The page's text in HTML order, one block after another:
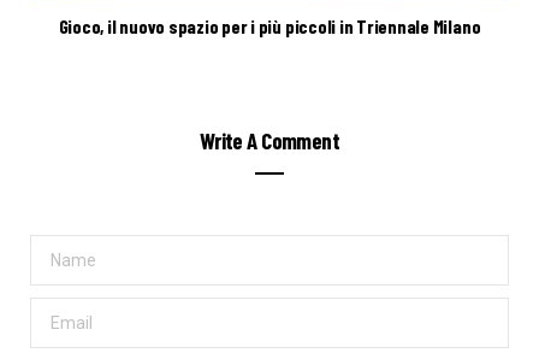
Gioco, il nuovo spazio per i più piccoli in Triennale Milano
Write A Comment